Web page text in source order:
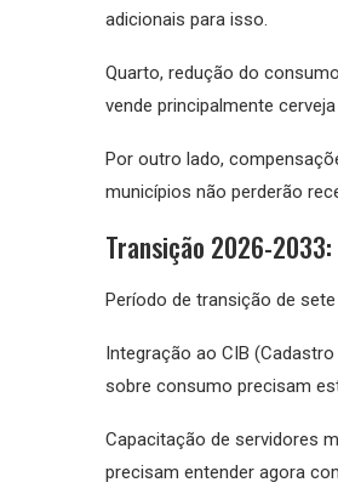
adicionais para isso.
Quarto, redução do
vende principalmente
Por outro lado,
municípios não perderão
Transição 2026-
Período de transição de
Integração ao CIB
sobre consumo precisam
Capacitação de servidores
precisam entender agora